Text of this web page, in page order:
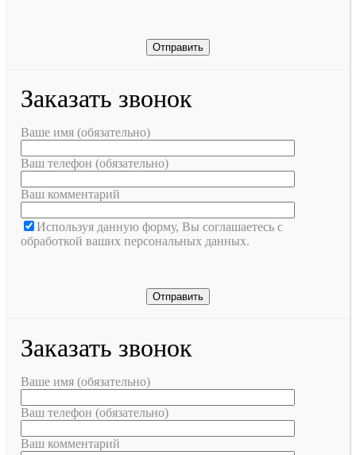
Заказать звонок
Ваше имя (обязательно)
Ваш телефон (обязательно)
Ваш комментарий
Используя данную форму, Вы соглашаетесь с
обработкой ваших персональных данных.
Заказать звонок
Ваше имя (обязательно)
Ваш телефон (обязательно)
Ваш комментарий